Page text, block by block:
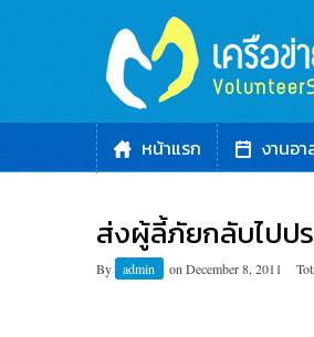
หน้าแรก งานอ
ส่งผู้ลี้ภัยกลับไปป
By admin on December 8, 2011